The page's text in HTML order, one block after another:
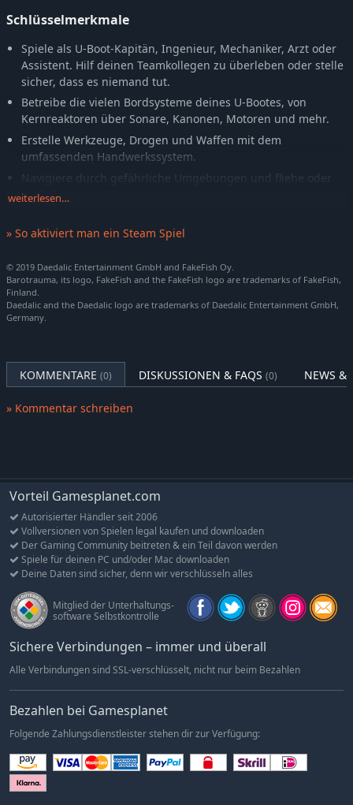
Schlüsselmerkmale
Spiele als U-Boot-Kapitän, Ingenieur, Mechaniker, Arzt oder
Assistent. Hilf deinen Teamkollegen zu überleben oder stelle
sicher, dass es niemand tut.
Betreibe die vielen Bordsysteme deines U-Bootes, von
Kernreaktoren über Sonare, Kanonen, Motoren und mehr.
Erstelle Werkzeuge, Drogen und Waffen mit dem
umfassenden Handwerkssystem.
Navigiere durch gefährliche Umgebungen und fliehe oder
kämpfe gegen die Kreaturen, denen du begegnest.
seltene und mächtige Artefakte und Ressourcen zu
Entfessle deine Kreativität mit dem U-Boot-Editor, dem
Charakter- und Verfahrensanimations-Editor, dem
Verfahrensstufen-Editor und den Sprite- und Partikel-
Editoren. Teile und entdecke Mods direkt über den Steam
weiterlesen…
» So aktiviert man ein Steam Spiel
© 2019 Daedalic Entertainment GmbH and FakeFish Oy.
Barotrauma, its logo, FakeFish and the FakeFish logo are trademarks of FakeFish,
Finland.
Daedalic and the Daedalic logo are trademarks of Daedalic Entertainment GmbH,
Germany.
KOMMENTARE (0) DISKUSSIONEN & FAQS (0) NEWS &
» Kommentar schreiben
Vorteil Gamesplanet.com
Autorisierter Händler seit 2006
Vollversionen von Spielen legal kaufen und downloaden
Der Gaming Community beitreten & ein Teil davon werden
Spiele für deinen PC und/oder Mac downloaden
Deine Daten sind sicher, denn wir verschlüsseln alles
Mitglied der Unterhaltungs-
software Selbstkontrolle
Sichere Verbindungen – immer und überall
Alle Verbindungen sind SSL-verschlüsselt, nicht nur beim Bezahlen
Bezahlen bei Gamesplanet
Folgende Zahlungsdienstleister stehen dir zur Verfügung: